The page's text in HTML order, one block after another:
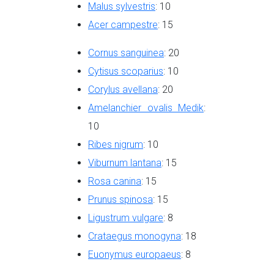
Malus sylvestris: 10
Acer campestre: 15
Cornus sanguinea: 20
Cytisus scoparius: 10
Corylus avellana: 20
Amelanchier ovalis Medik:
10
Ribes nigrum: 10
Viburnum lantana: 15
Rosa canina: 15
Prunus spinosa: 15
Ligustrum vulgare: 8
Crataegus monogyna: 18
Euonymus europaeus: 8